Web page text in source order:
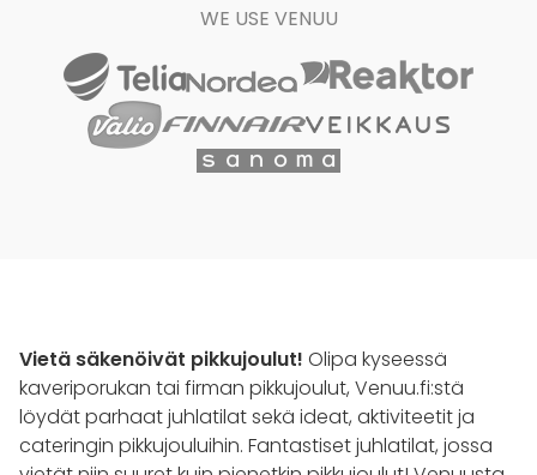
WE USE VENUU
Vietä säkenöivät pikkujoulut! Olipa kyseessä
kaveriporukan tai firman pikkujoulut, Venuu.fi:stä
löydät parhaat juhlatilat sekä ideat, aktiviteetit ja
cateringin pikkujouluihin. Fantastiset juhlatilat, jossa